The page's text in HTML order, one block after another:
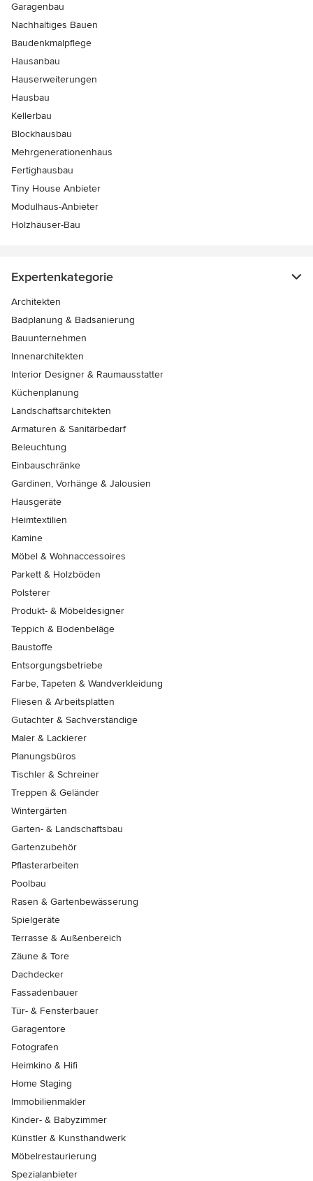
Garagenbau
Nachhaltiges Bauen
Baudenkmalpflege
Hausanbau
Hauserweiterungen
Hausbau
Kellerbau
Blockhausbau
Mehrgenerationenhaus
Fertighausbau
Tiny House Anbieter
Modulhaus-Anbieter
Holzhäuser-Bau
Expertenkategorie
Architekten
Badplanung & Badsanierung
Bauunternehmen
Innenarchitekten
Interior Designer & Raumausstatter
Küchenplanung
Landschaftsarchitekten
Armaturen & Sanitärbedarf
Beleuchtung
Einbauschränke
Gardinen, Vorhänge & Jalousien
Hausgeräte
Heimtextilien
Kamine
Möbel & Wohnaccessoires
Parkett & Holzböden
Polsterer
Produkt- & Möbeldesigner
Teppich & Bodenbeläge
Baustoffe
Entsorgungsbetriebe
Farbe, Tapeten & Wandverkleidung
Fliesen & Arbeitsplatten
Gutachter & Sachverständige
Maler & Lackierer
Planungsbüros
Tischler & Schreiner
Treppen & Geländer
Wintergärten
Garten- & Landschaftsbau
Gartenzubehör
Pflasterarbeiten
Poolbau
Rasen & Gartenbewässerung
Spielgeräte
Terrasse & Außenbereich
Zäune & Tore
Dachdecker
Fassadenbauer
Tür- & Fensterbauer
Garagentore
Fotografen
Heimkino & Hifi
Home Staging
Immobilienmakler
Kinder- & Babyzimmer
Künstler & Kunsthandwerk
Möbelrestaurierung
Spezialanbieter